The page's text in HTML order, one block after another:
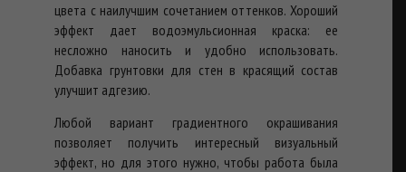
цвета с наилучшим сочетанием оттенков. Хороший
эффект дает водоэмульсионная краска: ее
несложно наносить и удобно использовать.
Добавка грунтовки для стен в красящий состав
улучшит адгезию.
Любой вариант градиентного окрашивания
позволяет получить интересный визуальный
эффект, но для этого нужно, чтобы работа была